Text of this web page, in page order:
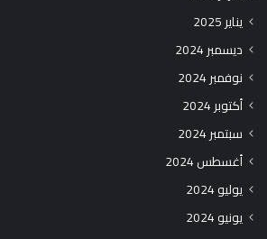
يناير 2025
ديسمبر 2024
نوفمبر 2024
أكتوبر 2024
سبتمبر 2024
أغسطس 2024
يوليو 2024
يونيو 2024